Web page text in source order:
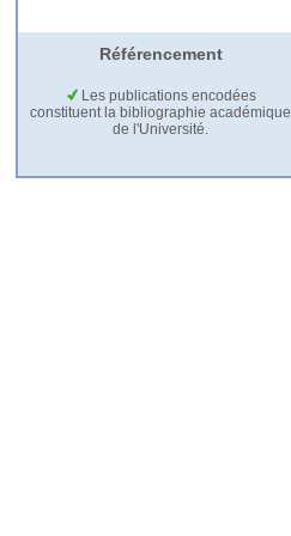
Référencement
Les publications encodées
constituent la bibliographie académique
de l'Université.